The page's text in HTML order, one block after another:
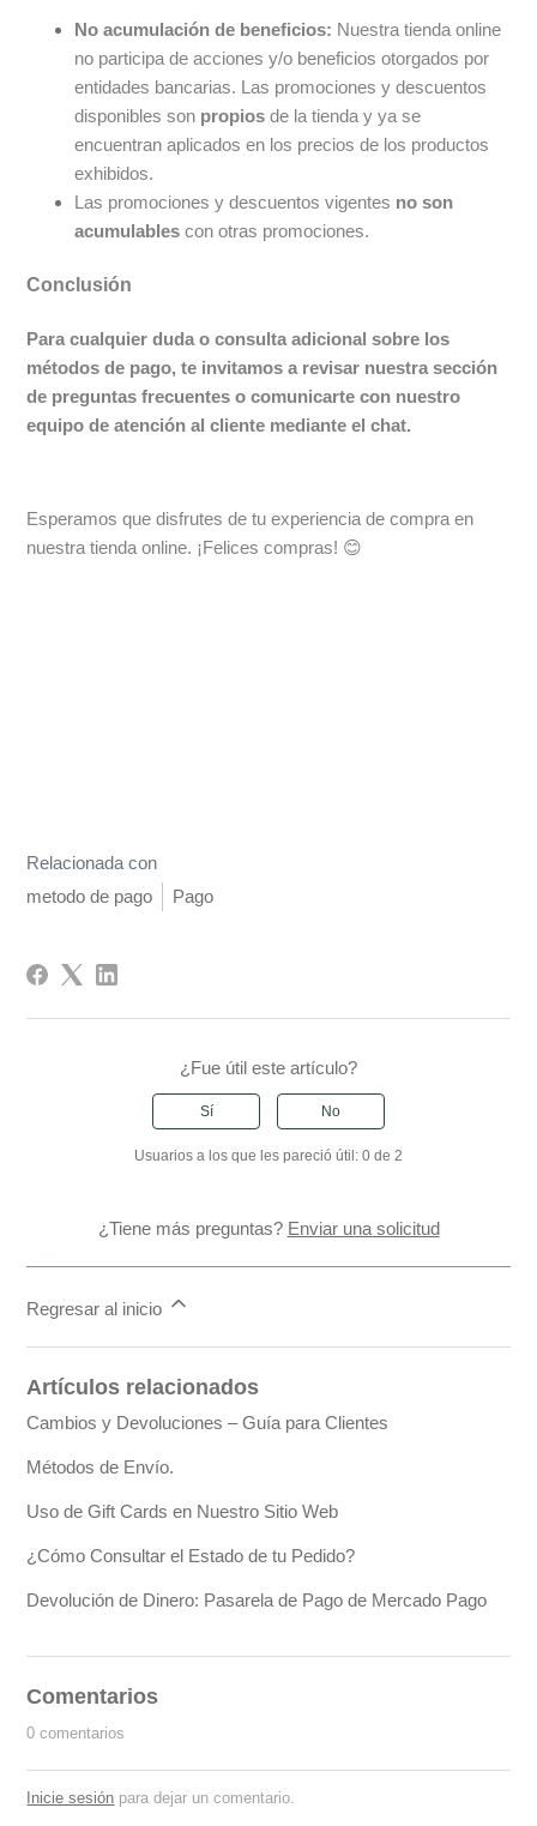
No acumulación de beneficios: Nuestra tienda online
no participa de acciones y/o beneficios otorgados por
entidades bancarias. Las promociones y descuentos
disponibles son propios de la tienda y ya se
encuentran aplicados en los precios de los productos
exhibidos.
Las promociones y descuentos vigentes no son
acumulables con otras promociones.
Conclusión
Para cualquier duda o consulta adicional sobre los
métodos de pago, te invitamos a revisar nuestra sección
de preguntas frecuentes o comunicarte con nuestro
equipo de atención al cliente mediante el chat.
Esperamos que disfrutes de tu experiencia de compra en
nuestra tienda online. ¡Felices compras! 😊
Relacionada con
metodo de pago
Pago
¿Fue útil este artículo?
Sí No
Usuarios a los que les pareció útil: 0 de 2
¿Tiene más preguntas? Enviar una solicitud
Regresar al inicio
Artículos relacionados
Cambios y Devoluciones – Guía para Clientes
Métodos de Envío.
Uso de Gift Cards en Nuestro Sitio Web
¿Cómo Consultar el Estado de tu Pedido?
Devolución de Dinero: Pasarela de Pago de Mercado Pago
Comentarios
0 comentarios
Inicie sesión para dejar un comentario.